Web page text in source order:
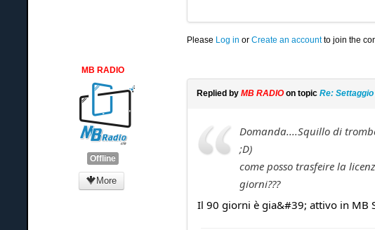
Please Log in or Create an accountto join the
MB RADIO
Offline
More
Replied by MB RADIOon topic Re:
Domanda....Squillo di
;D)
come posso trasfeire la
giorni???
Il 90 giorni è gia&#39; attivo in MB